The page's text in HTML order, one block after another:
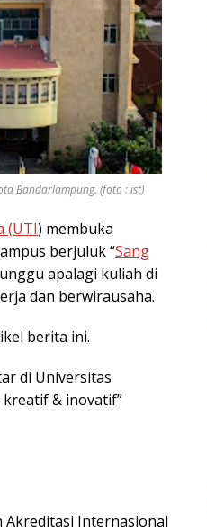
Bandarlampung. (foto : ist)
(UTI) membuka
berjuluk “Sang
apalagi kuliah di
dan berwirausaha.
berita ini.
di Universitas
& inovatif”
Akreditasi Internasional